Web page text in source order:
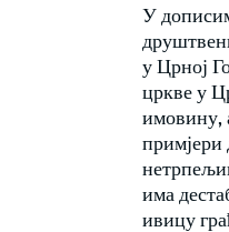
У
у Црној
цркве у
имовину,
примјери
има
ивицу